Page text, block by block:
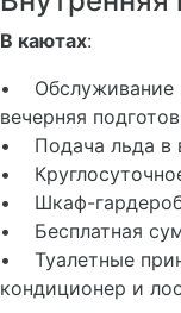
Внутренняя
В каютах:
• Обслуживание
вечерняя
• Подача льда в
•
• Шкаф-гардероб
• Бесплатная
• Туалетные